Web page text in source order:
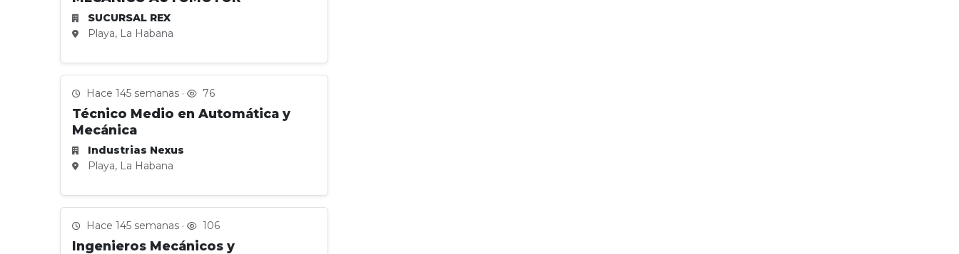
SUCURSAL REX
Playa, La Habana
Hace 145 semanas · 76
Técnico Medio en Automática y
Mecánica
Industrias Nexus
Playa, La Habana
Hace 145 semanas · 106
Ingenieros Mecánicos y